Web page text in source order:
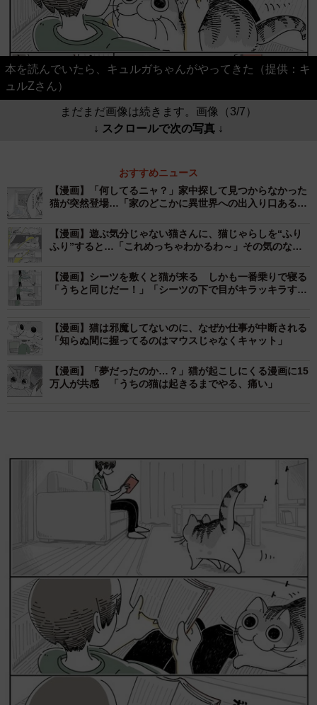
本を読んでいたら、キュルガちゃんがやってきた（提供：キ
ュルZさん）
まだまだ画像は続きます。画像（3/7）
↓ スクロールで次の写真 ↓
おすすめニュース
【漫画】「何してるニャ？」家中探して見つからなかった
猫が突然登場…「家のどこかに異世界への出入り口ある
【漫画】遊ぶ気分じゃない猫さんに、猫じゃらしを“ふり
ふり”すると…「これめっちゃわかるわ～」その気のない
【漫画】シーツを敷くと猫が来る しかも一番乗りで寝る
「うちと同じだー！」「シーツの下で目がキラッキラする
【漫画】猫は邪魔してないのに、なぜか仕事が中断される
「知らぬ間に握ってるのはマウスじゃなくキャット」
【漫画】「夢だったのか…？」猫が起こしにくる漫画に15
万人が共感 「うちの猫は起きるまでやる、痛い」